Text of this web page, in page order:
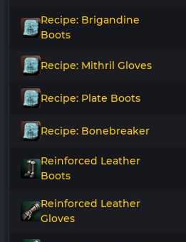
Recipe: Brigandine
Boots
Recipe: Mithril Gloves
Recipe: Plate Boots
Recipe: Bonebreaker
Reinforced Leather
Boots
Reinforced Leather
Gloves